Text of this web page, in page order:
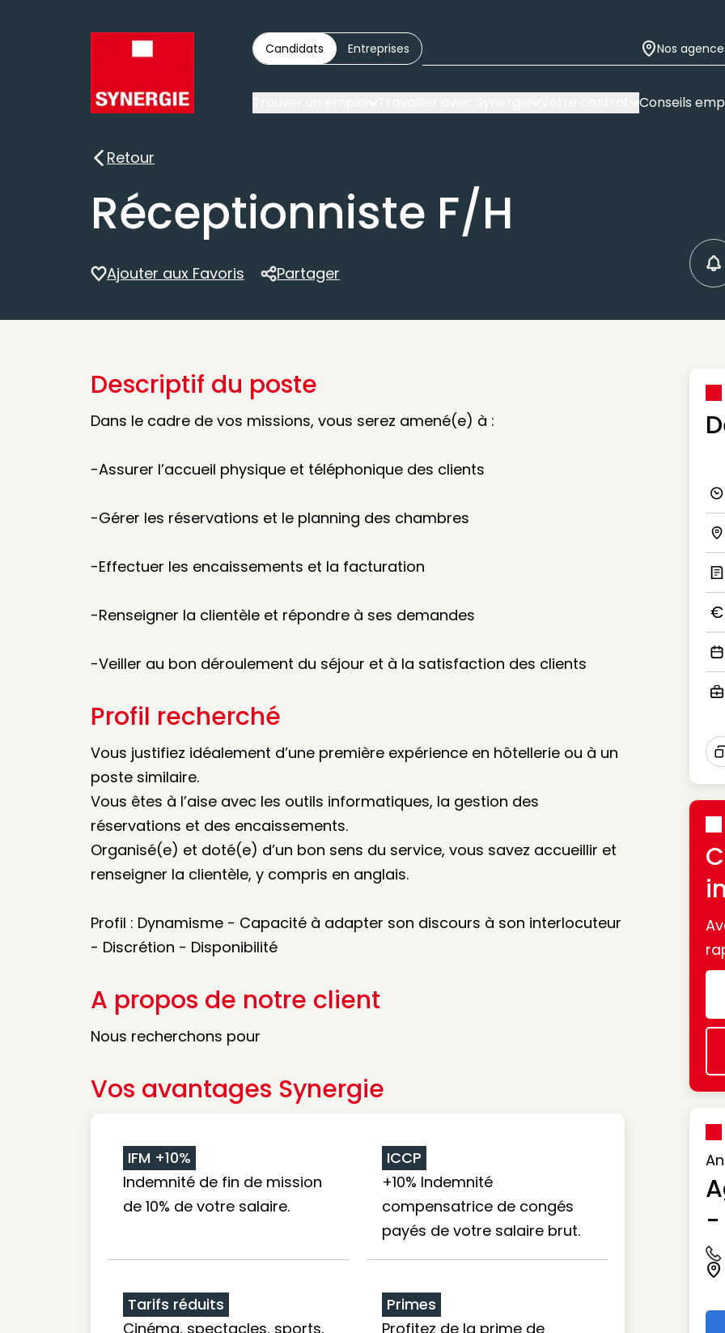
Candidats Entreprises Nos
Conseils
Retour
Retour
Réceptionniste F/H
Ajouter aux Favoris
Partager
Partager
Descriptif du poste
Dans le cadre de vos missions, vous serez amené(e) à :
-Assurer l’accueil physique et téléphonique des clients
-Gérer les réservations et le planning des chambres
-Effectuer les encaissements et la facturation
-Renseigner la clientèle et répondre à ses demandes
-Veiller au bon déroulement du séjour et à la satisfaction des clients
Profil recherché
Vous justifiez idéalement d’une première expérience en hôtellerie ou à un
poste similaire.
Vous êtes à l’aise avec les outils informatiques, la gestion des
réservations et des encaissements.
Organisé(e) et doté(e) d’un bon sens du service, vous savez accueillir et
renseigner la clientèle, y compris en anglais.
Profil : Dynamisme - Capacité à adapter son discours à son interlocuteur
- Discrétion - Disponibilité
A propos de notre client
Nous recherchons pour
Vos avantages Synergie
IFM +10%
Indemnité de fin de mission
de 10% de votre salaire.
ICCP
+10% Indemnité
compensatrice de congés
payés de votre salaire brut.
Tarifs réduits
Cinéma, spectacles, sports,
Primes
Profitez de la prime de
-